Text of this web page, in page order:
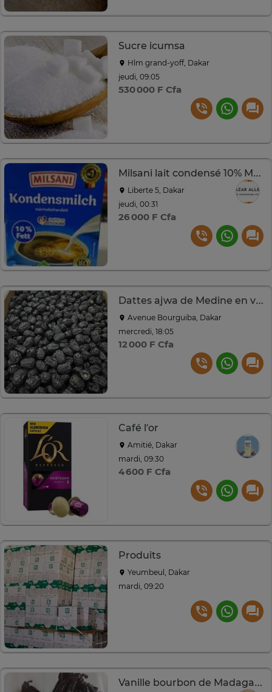
Sucre icumsa
Hlm grand-yoff, Dakar
jeudi, 09:05
530 000 F Cfa
Milsani lait condensé 10% MG 340 ml
Liberte 5, Dakar
jeudi, 00:31
26 000 F Cfa
Dattes ajwa de Medine en vrac
Avenue Bourguiba, Dakar
mercredi, 18:05
12 000 F Cfa
Café l’or
Amitié, Dakar
mardi, 09:30
4 600 F Cfa
Produits
Yeumbeul, Dakar
mardi, 09:20
Vanille bourbon de Madagascar